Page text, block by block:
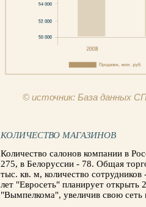
© источник: База данных
КОЛИЧЕСТВО МАГАЗИНОВ
Количество салонов компании в
275, в Белоруссии - 78. Общая
тыс. кв. м, количество
лет "Евросеть" планирует
"Вымпелкома", увеличив свою сеть